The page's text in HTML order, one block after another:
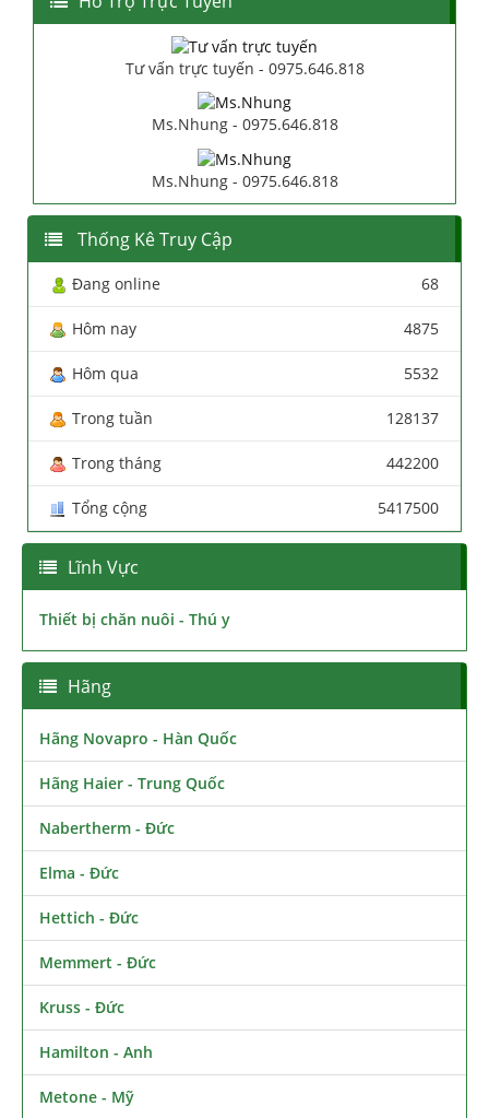
Tư vấn trực tuyến - 0975.646.818
Ms.Nhung - 0975.646.818
Ms.Nhung - 0975.646.818
Thống Kê Truy Cập
Đang online 68
Hôm nay 4875
Hôm qua 5532
Trong tuần 128137
Trong tháng 442200
Tổng cộng 5417500
Lĩnh Vực
Thiết bị chăn nuôi - Thú y
Hãng
Hãng Novapro - Hàn Quốc
Hãng Haier - Trung Quốc
Nabertherm - Đức
Elma - Đức
Hettich - Đức
Memmert - Đức
Kruss - Đức
Hamilton - Anh
Metone - Mỹ